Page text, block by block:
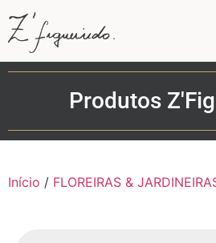
Produtos
Início / FLOREIRAS &